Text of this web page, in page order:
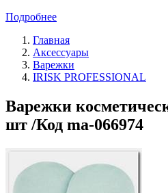
Подробнее
Главная
Аксессуары
Варежки
IRISK PROFESSIONAL
Варежки
шт /Код ma-066974